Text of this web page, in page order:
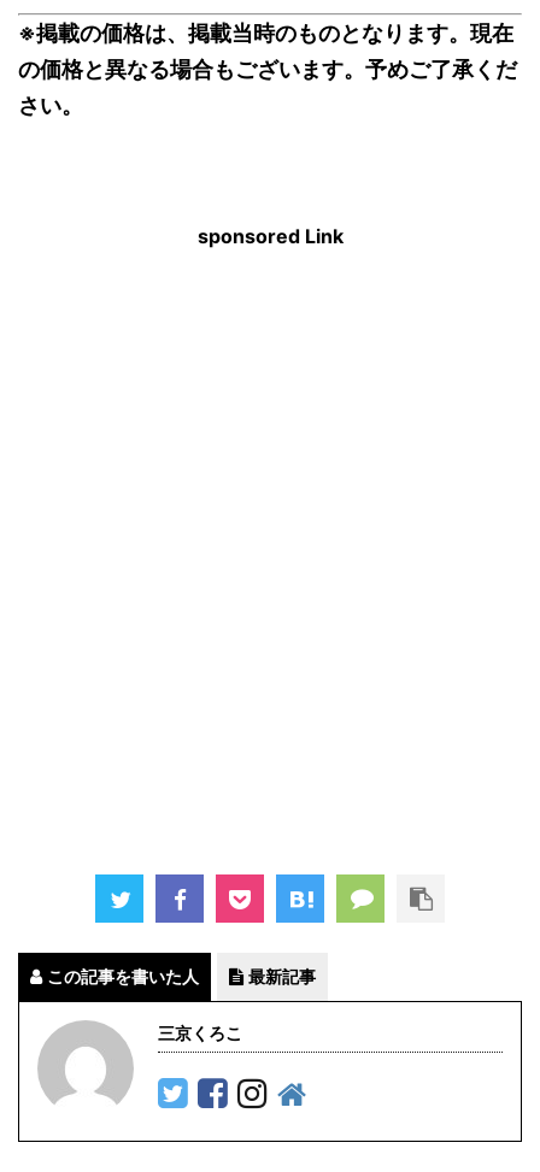
※掲載の価格は、掲載当時のものとなります。現在
の価格と異なる場合もございます。予めご了承くだ
さい。
sponsored Link
この記事を書いた人 最新記事
三京くろこ